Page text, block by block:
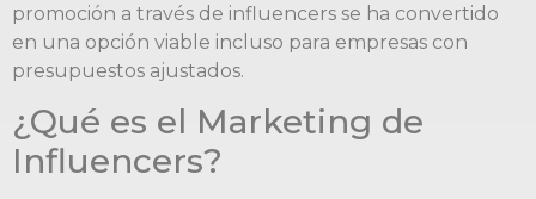
promoción a través de influencers se ha convertido
en una opción viable incluso para empresas con
presupuestos ajustados.
¿Qué es el Marketing de
Influencers?